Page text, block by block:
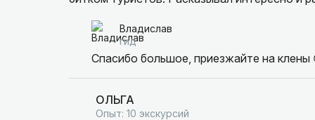
Владислав
гид
Спасибо большое, приезжайте на клены
ОЛЬГА
Опыт: 10 экскурсий